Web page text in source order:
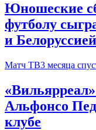
Юношеские
футболу
и Белоруссией
Матч ТВ3 месяца
Альфонсо
клубе